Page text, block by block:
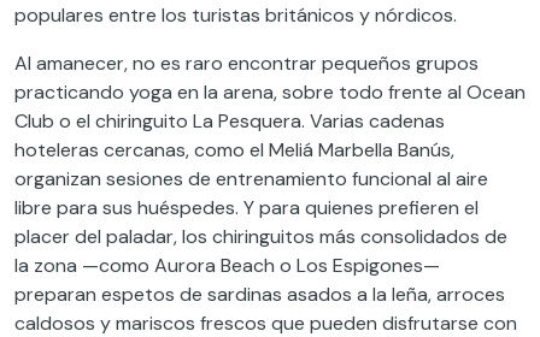
populares entre los turistas británicos y nórdicos.
Al amanecer, no es raro encontrar pequeños grupos
practicando yoga en la arena, sobre todo frente al Ocean
Club o el chiringuito La Pesquera. Varias cadenas
hoteleras cercanas, como el Meliá Marbella Banús,
organizan sesiones de entrenamiento funcional al aire
libre para sus huéspedes. Y para quienes prefieren el
placer del paladar, los chiringuitos más consolidados de
la zona —como Aurora Beach o Los Espigones—
preparan espetos de sardinas asados a la leña, arroces
caldosos y mariscos frescos que pueden disfrutarse con